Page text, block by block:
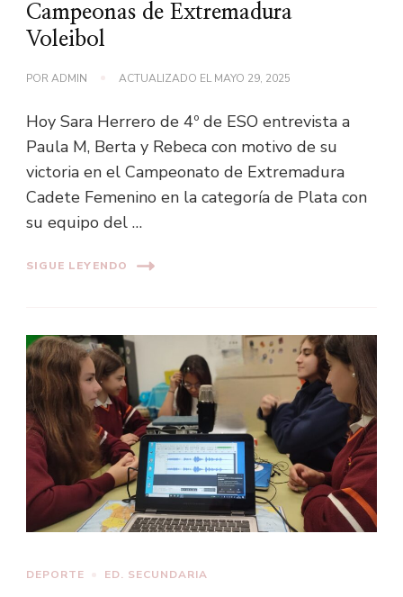
Campeonas de Extremadura
Voleibol
PORADMIN ACTUALIZADO ELMAYO 29, 2025
Hoy Sara Herrero de 4º de ESO entrevista a
Paula M, Berta y Rebeca con motivo de su
victoria en el Campeonato de Extremadura
Cadete Femenino en la categoría de Plata con
su equipo del …
SIGUE LEYENDO
DEPORTE ED. SECUNDARIA